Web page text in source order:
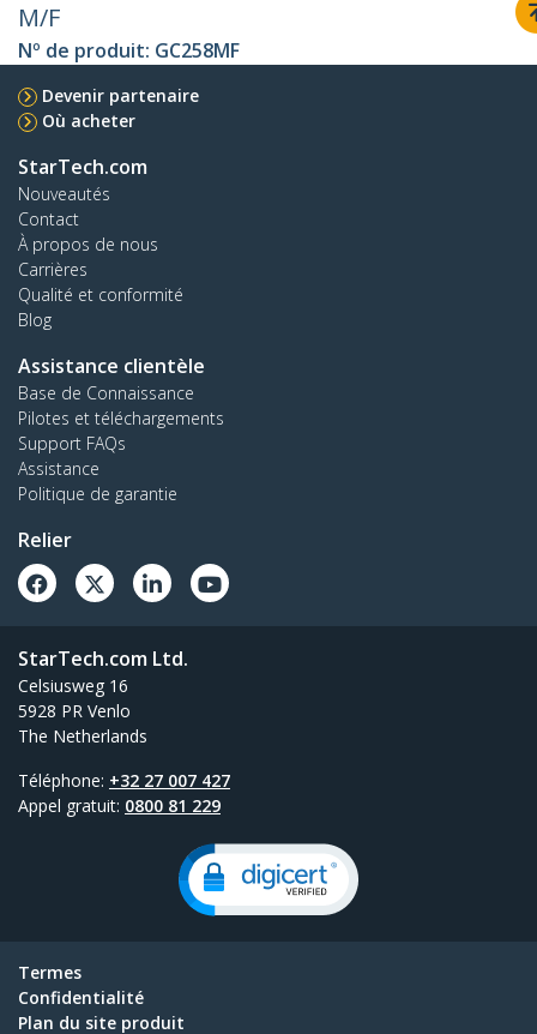
M/F
Nº de produit: GC258MF
Devenir partenaire
Où acheter
StarTech.com
Nouveautés
Contact
À propos de nous
Carrières
Qualité et conformité
Blog
Assistance clientèle
Base de Connaissance
Pilotes et téléchargements
Support FAQs
Assistance
Politique de garantie
Relier
StarTech.com Ltd.
Celsiusweg 16
5928 PR Venlo
The Netherlands
Téléphone: +32 27 007 427
Appel gratuit: 0800 81 229
Termes
Confidentialité
Plan du site produit